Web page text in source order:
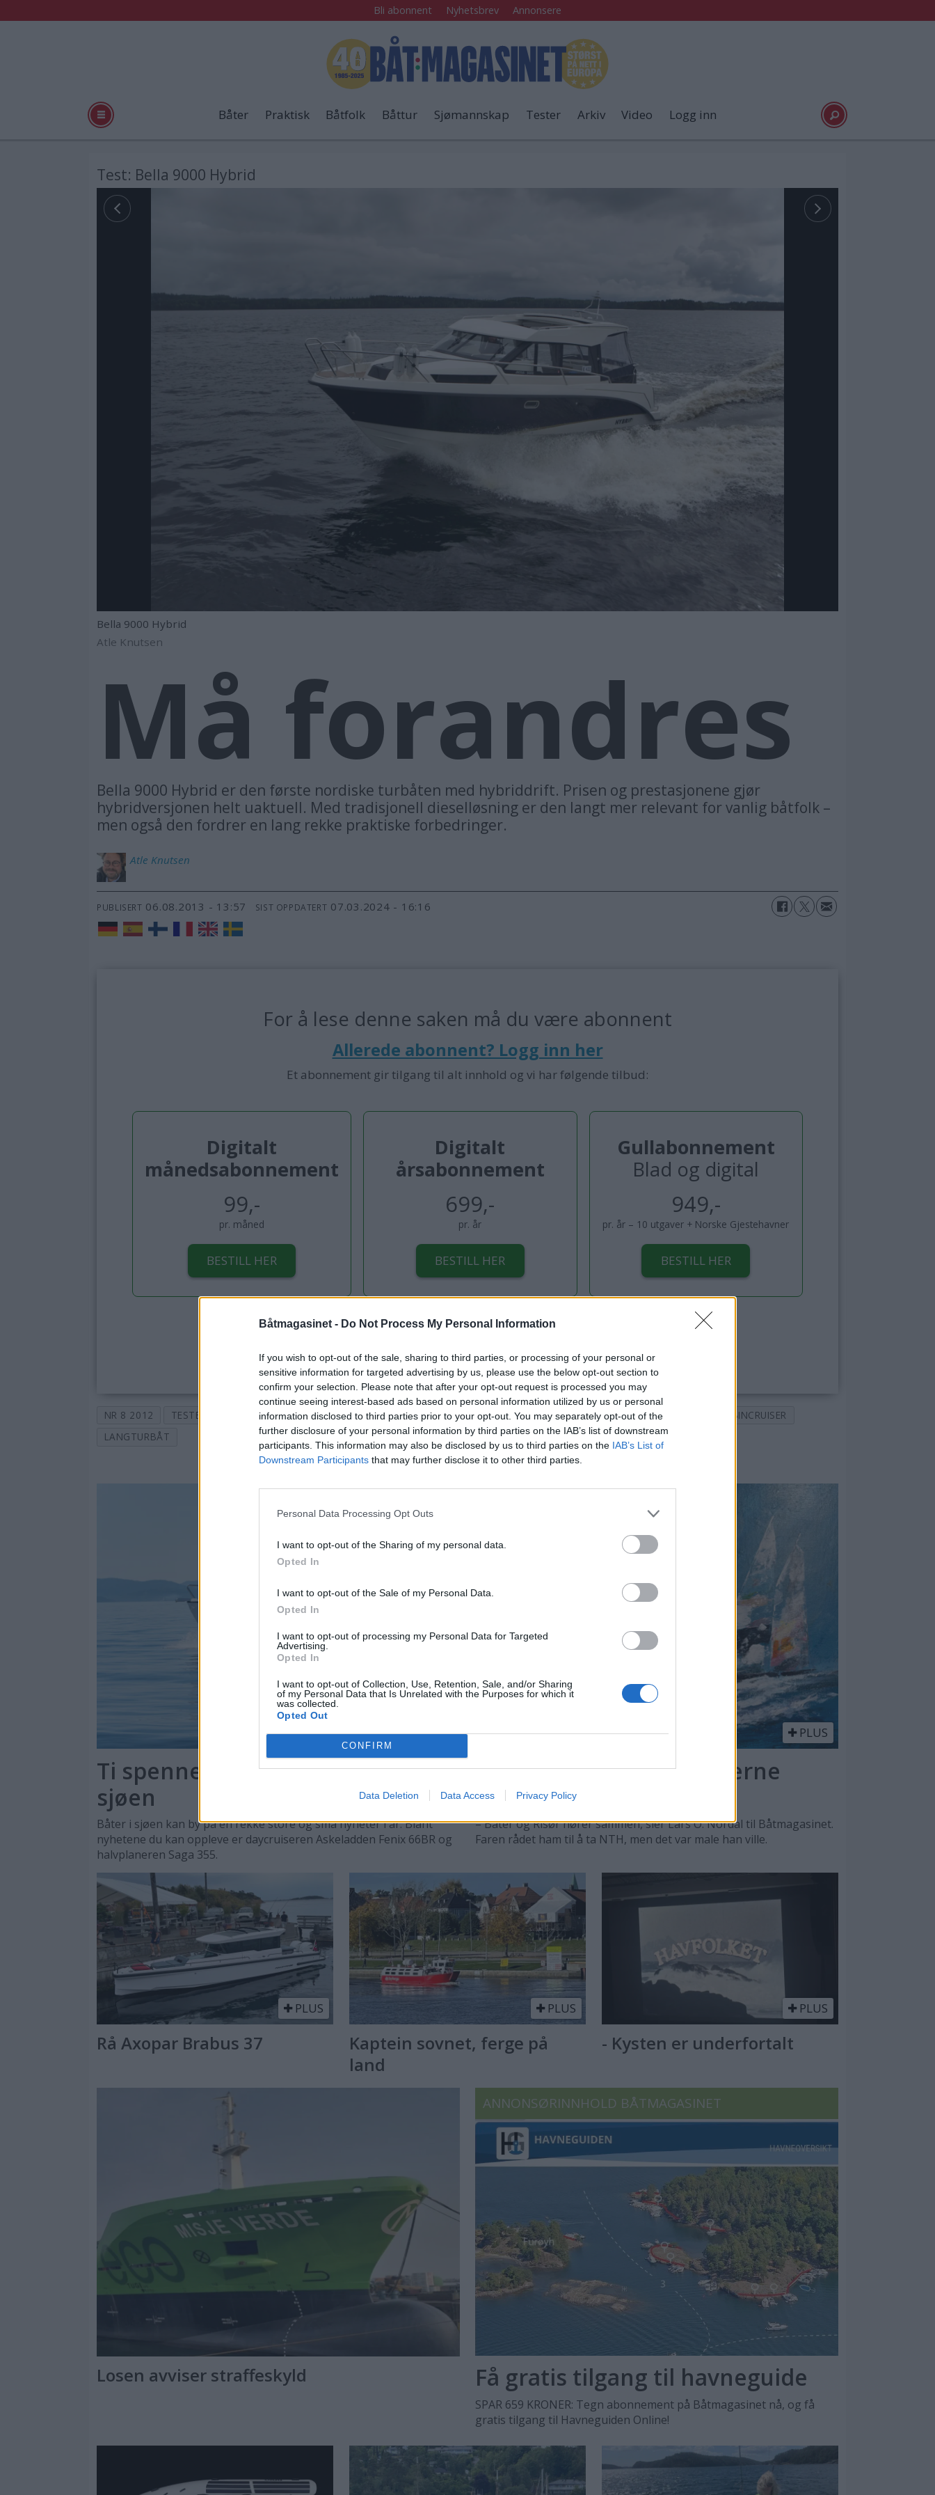
Båtmagasinet - Do Not Process My Personal Information
If you wish to opt-out of the sale, sharing to third parties, or processing of your personal or
sensitive information for targeted advertising by us, please use the below opt-out section to
confirm your selection. Please note that after your opt-out request is processed you may
continue seeing interest-based ads based on personal information utilized by us or personal
information disclosed to third parties prior to your opt-out. You may separately opt-out of the
further disclosure of your personal information by third parties on the IAB’s list of downstream
participants. This information may also be disclosed by us to third parties on the IAB’s List of
Downstream Participants that may further disclose it to other third parties.
Personal Data Processing Opt Outs
I want to opt-out of the Sharing of my personal data.
Opted In
I want to opt-out of the Sale of my Personal Data.
Opted In
I want to opt-out of processing my Personal Data for Targeted
Advertising.
Opted In
I want to opt-out of Collection, Use, Retention, Sale, and/or Sharing
of my Personal Data that Is Unrelated with the Purposes for which it
was collected.
Opted Out
CONFIRM
Data Deletion Data Access Privacy Policy
Bli abonnent Nyhetsbrev Annonsere
Båter Praktisk Båtfolk Båttur Sjømannskap Tester Arkiv Video Logg inn
Test: Bella 9000 Hybrid
Bella 9000 Hybrid
Atle Knutsen
Må forandres
Bella 9000 Hybrid er den første nordiske turbåten med hybriddrift. Prisen og prestasjonene gjør
hybridversjonen helt uaktuell. Med tradisjonell dieselløsning er den langt mer relevant for vanlig båtfolk –
men også den fordrer en lang rekke praktiske forbedringer.
Atle Knutsen
PUBLISERT 06.08.2013 - 13:57 SIST OPPDATERT 07.03.2024 - 16:16
For å lese denne saken må du være abonnent
Allerede abonnent? Logg inn her
Et abonnement gir tilgang til alt innhold og vi har følgende tilbud:
Digitalt
månedsabonnement
99,-
pr. måned
BESTILL HER
Digitalt
årsabonnement
699,-
pr. år
BESTILL HER
Gullabonnement
Blad og digital
949,-
pr. år – 10 utgaver + Norske Gjestehavner
BESTILL HER
Allerede abonnent? Logg inn her
NR 8 2012 TESTER TEST BELLA 9000 HYBRID BM BLADARKIV BM201208 ALLERBM BÅTTESTING
CABINCRUISER
LANGTURBÅT
Ti spennende nyheter på Båter i
sjøen
Båter i sjøen kan by på en rekke store og små nyheter i år. Blant
nyhetene du kan oppleve er daycruiseren Askeladden Fenix 66BR og
halvplaneren Saga 355.
PLUS
Lars O. Nordal - en moderne
marinemaler
– Båter og Risør hører sammen, sier Lars O. Nordal til Båtmagasinet.
Faren rådet ham til å ta NTH, men det var male han ville.
PLUS
Rå Axopar Brabus 37
PLUS
Kaptein sovnet, ferge på
land
PLUS
- Kysten er underfortalt
Losen avviser straffeskyld
ANNONSØRINNHOLD BÅTMAGASINET
Få gratis tilgang til havneguide
SPAR 659 KRONER: Tegn abonnement på Båtmagasinet nå, og få
gratis tilgang til Havneguiden Online!